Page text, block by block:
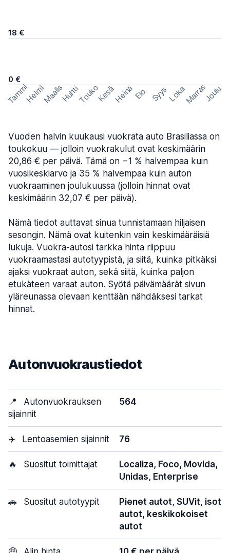
18 €
0 €
TammiHelmiMaalisHuhtiToukoKesäHeinäElo SyysLokaMarrasJoulu
Vuoden halvin kuukausi vuokrata auto Brasiliassa on
toukokuu — jolloin vuokrakulut ovat keskimäärin
20,86 € per päivä. Tämä on −1 % halvempaa kuin
vuosikeskiarvo ja 35 % halvempaa kuin auton
vuokraaminen joulukuussa (jolloin hinnat ovat
keskimäärin 32,07 € per päivä).
Nämä tiedot auttavat sinua tunnistamaan hiljaisen
sesongin. Nämä ovat kuitenkin vain keskimääräisiä
lukuja. Vuokra-autosi tarkka hinta riippuu
vuokraamastasi autotyypistä, ja siitä, kuinka pitkäksi
ajaksi vuokraat auton, sekä siitä, kuinka paljon
etukäteen varaat auton. Syötä päivämäärät sivun
yläreunassa olevaan kenttään nähdäksesi tarkat
hinnat.
Autonvuokraustiedot
📍
Autonvuokrauksen
sijainnit
564
✈️ Lentoasemien sijainnit 76
🔥 Suositut toimittajat
Localiza, Foco, Movida,
Unidas, Enterprise
🚗 Suositut autotyypit
Pienet autot, SUVit, isot
autot, keskikokoiset
autot